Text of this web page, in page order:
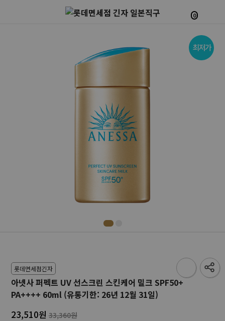
0
롯데면세점긴자
아넷사 퍼펙트 UV 선스크린 스킨케어 밀크 SPF50+
PA++++ 60ml (유통기한: 26년 12월 31일)
23,510원 33,360원